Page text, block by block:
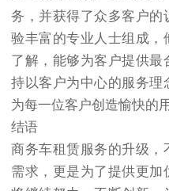
务，并获得了众多客户
验丰富的专业人士组成，
了解，能够为客户提供
持以客户为中心的服务理
为每一位客户创造愉快的
结语
商务车租赁服务的升级
需求，更是为了提供更加